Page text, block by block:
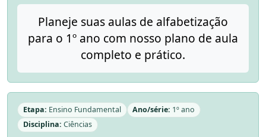
Planeje suas aulas de alfabetização
para o 1º ano com nosso plano de aula
completo e prático.
Etapa: Ensino Fundamental Ano/série: 1º ano
Disciplina: Ciências